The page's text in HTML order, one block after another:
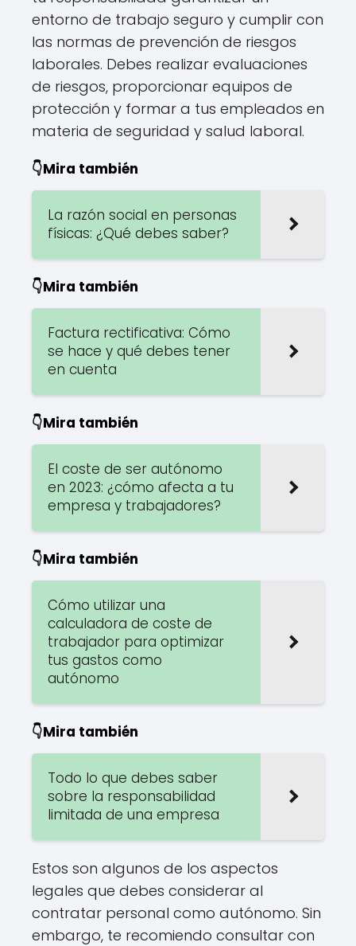
entorno de trabajo seguro y cumplir con
las normas de prevención de riesgos
laborales. Debes realizar evaluaciones
de riesgos, proporcionar equipos de
protección y formar a tus empleados en
materia de seguridad y salud laboral.
👇Mira también
La razón social en personas
físicas: ¿Qué debes saber?
👇Mira también
Factura rectificativa: Cómo
se hace y qué debes tener
en cuenta
👇Mira también
El coste de ser autónomo
en 2023: ¿cómo afecta a tu
empresa y trabajadores?
👇Mira también
Cómo utilizar una
calculadora de coste de
trabajador para optimizar
tus gastos como
autónomo
👇Mira también
Todo lo que debes saber
sobre la responsabilidad
limitada de una empresa
Estos son algunos de los aspectos
legales que debes considerar al
contratar personal como autónomo. Sin
embargo, te recomiendo consultar con